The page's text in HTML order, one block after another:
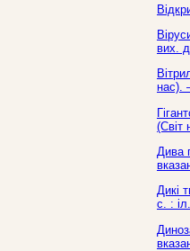
вих.
нас).
(Світ
Дива
Дикі
с. :